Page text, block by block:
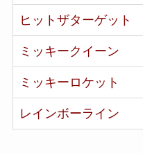
ヒットザターゲット
ミッキークイーン
ミッキーロケット
レインボーライン